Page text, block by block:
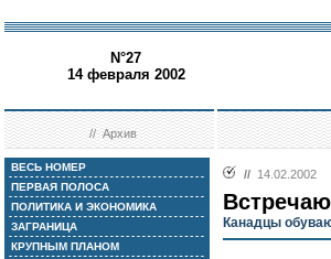
N°27
14 февраля 2002
//Архив
ВЕСЬ НОМЕР
ПЕРВАЯ ПОЛОСА
ПОЛИТИКА И ЭКОНОМИКА
ЗАГРАНИЦА
КРУПНЫМ ПЛАНОМ
// 14.02.2002
Канадцы